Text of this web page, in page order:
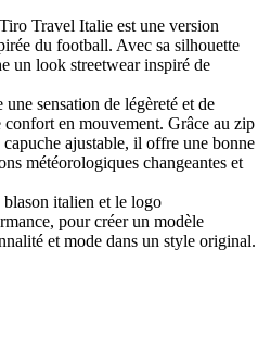
Travel Italie est une version
du football. Avec sa silhouette
un look streetwear inspiré de
sensation de légèreté et de
en mouvement. Grâce au zip
ajustable, il offre une bonne
météorologiques changeantes et
italien et le logo
pour créer un modèle
et mode dans un style original.